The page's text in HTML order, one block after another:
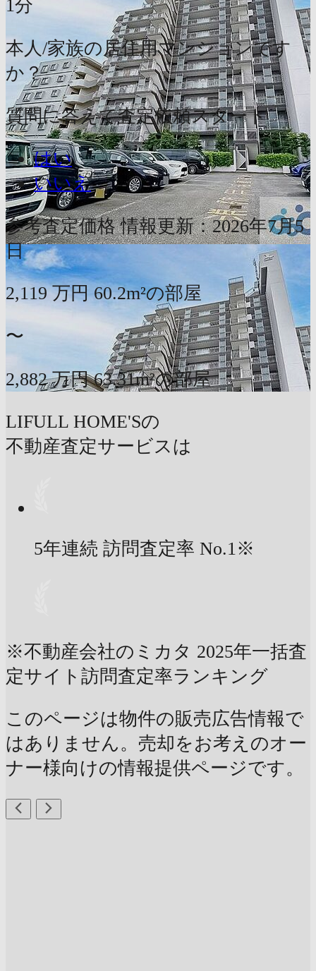
1分
本人/家族の居住用マンションです
か？
質問に答えて査定依頼スタート
はい
いいえ
参考査定価格 情報更新：2026年7月5
日
2,119 万円 60.2m²の部屋
〜
2,882 万円 63.31m²の部屋
LIFULL HOME'Sの
不動産査定サービスは
5年連続 訪問査定率 No.1※
※不動産会社のミカタ 2025年一括査
定サイト訪問査定率ランキング
このページは物件の販売広告情報で
はありません。売却をお考えのオー
ナー様向けの情報提供ページです。